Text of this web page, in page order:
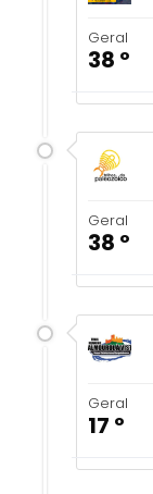
Geral
38 º
Geral
38 º
Geral
17 º